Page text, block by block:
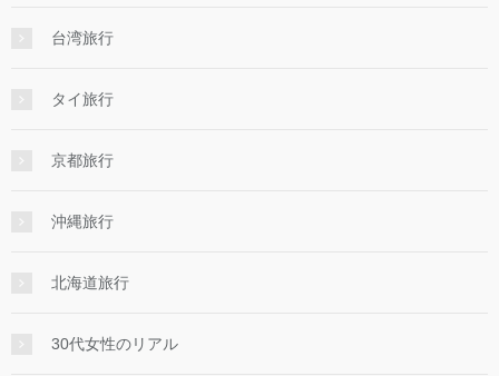
台湾旅行
タイ旅行
京都旅行
沖縄旅行
北海道旅行
30代女性のリアル